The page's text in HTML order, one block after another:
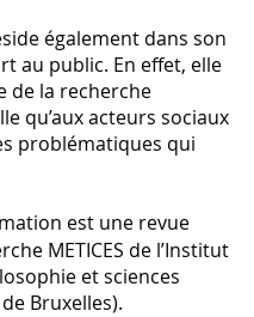
également dans son
au public. En effet, elle
de la recherche
qu’aux acteurs sociaux
problématiques qui
est une revue
METICES de l’Institut
et sciences
Bruxelles).